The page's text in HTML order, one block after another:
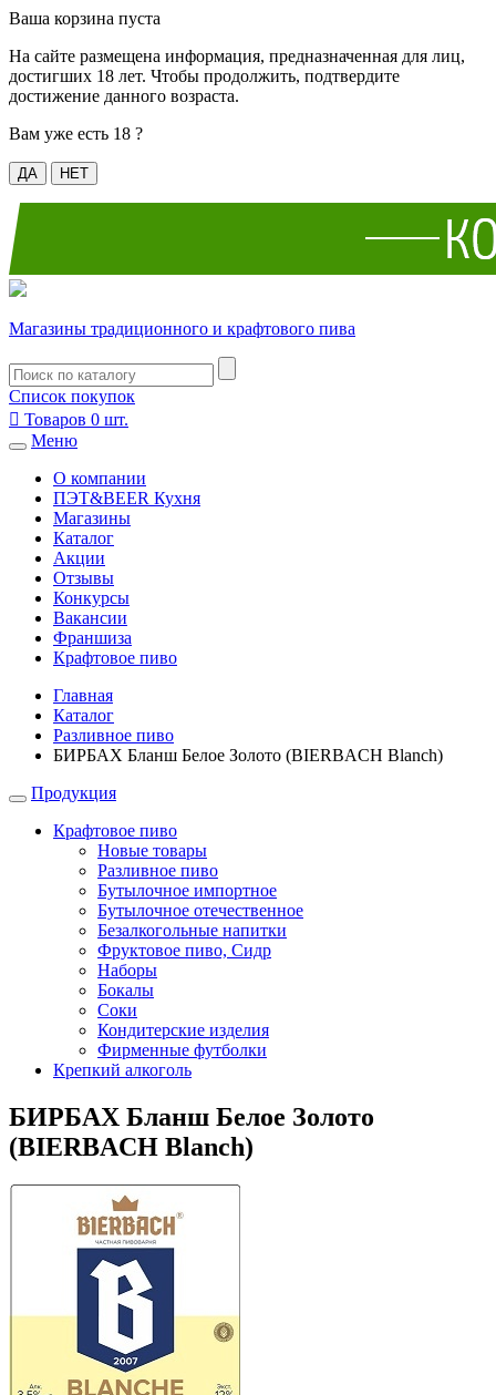
Ваша корзина пуста
На сайте размещена информация, предназначенная для лиц,
достигших 18 лет. Чтобы продолжить, подтвердите
достижение данного возраста.
Вам уже есть 18 ?
ДА НЕТ
Магазины традиционного и крафтового пива
Список покупок
 Товаров 0 шт.
Меню
О компании
ПЭТ&BEER Кухня
Магазины
Каталог
Акции
Отзывы
Конкурсы
Вакансии
Франшиза
Крафтовое пиво
Главная
Каталог
Разливное пиво
БИРБАХ Бланш Белое Золото (BIERBACH Blanch)
Продукция
Крафтовое пиво
Новые товары
Разливное пиво
Бутылочное импортное
Бутылочное отечественное
Безалкогольные напитки
Фруктовое пиво, Сидр
Наборы
Бокалы
Соки
Кондитерские изделия
Фирменные футболки
Крепкий алкоголь
БИРБАХ Бланш Белое Золото
(BIERBACH Blanch)